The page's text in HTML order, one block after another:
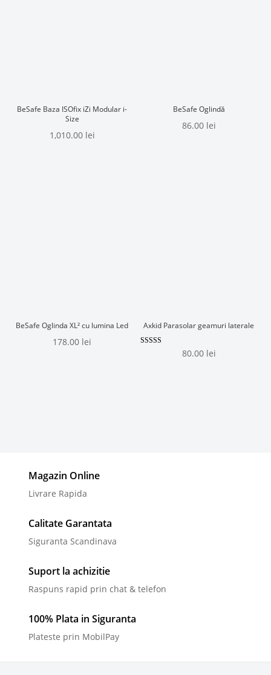
BeSafe Baza ISOfix iZi Modular i-
Size
1,010.00 lei
BeSafe Oglindă
86.00 lei
BeSafe Oglinda XL² cu lumina Led
178.00 lei
Axkid Parasolar geamuri laterale
80.00 lei
Magazin Online
Livrare Rapida
Calitate Garantata
Siguranta Scandinava
Suport la achizitie
Raspuns rapid prin chat & telefon
100% Plata in Siguranta
Plateste prin MobilPay